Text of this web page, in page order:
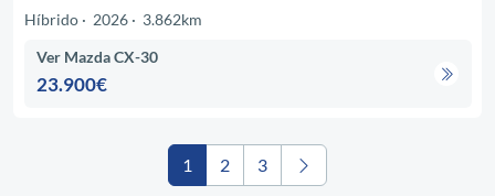
Híbrido
2026 3.862km
Ver Mazda CX-30
23.900€
1 2 3